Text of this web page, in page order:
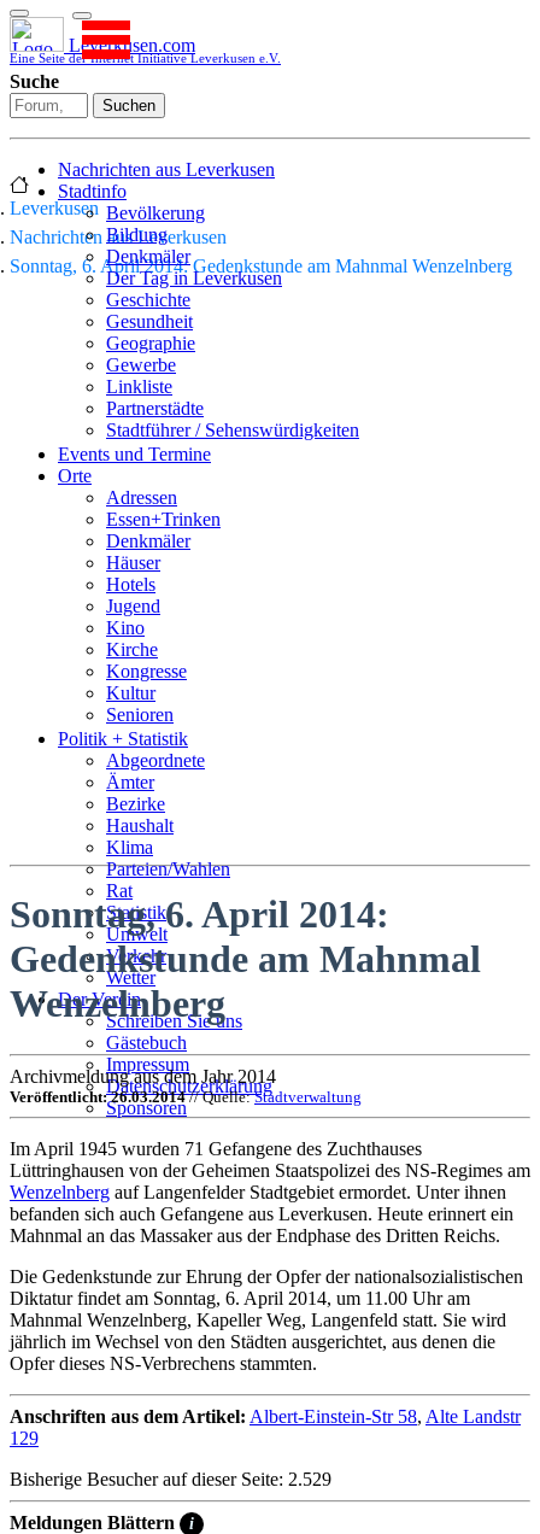
Leverkusen.com
Eine Seite der Internet Initiative Leverkusen e.V.
Suche
Suchen
Nachrichten aus Leverkusen
Stadtinfo
Bevölkerung
Bildung
Denkmäler
Der Tag in Leverkusen
Geschichte
Gesundheit
Geographie
Gewerbe
Linkliste
Partnerstädte
Stadtführer / Sehenswürdigkeiten
Stadtplan
Sport
Who is who
Wohnen
Events und Termine
Orte
Adressen
Essen+Trinken
Denkmäler
Häuser
Hotels
Jugend
Kino
Kirche
Kongresse
Kultur
Senioren
Stadtführer
Straßen
Politik + Statistik
Abgeordnete
Ämter
Bezirke
Haushalt
Klima
Parteien/Wahlen
Rat
Statistik
Umwelt
Verkehr
Wetter
Der Verein
Schreiben Sie uns
Gästebuch
Impressum
Datenschutzerklärung
Sponsoren
Leverkusen
Nachrichten aus Leverkusen
Sonntag, 6. April 2014: Gedenkstunde am Mahnmal Wenzelnberg
Sonntag, 6. April 2014:
Gedenkstunde am Mahnmal
Wenzelnberg
Archivmeldung aus dem Jahr 2014
Veröffentlicht: 26.03.2014// Quelle:Stadtverwaltung
Im April 1945 wurden 71 Gefangene des Zuchthauses
Lüttringhausen von der Geheimen Staatspolizei des NS-Regimes am
Wenzelnberg auf Langenfelder Stadtgebiet ermordet. Unter ihnen
befanden sich auch Gefangene aus Leverkusen. Heute erinnert ein
Mahnmal an das Massaker aus der Endphase des Dritten Reichs.
Die Gedenkstunde zur Ehrung der Opfer der nationalsozialistischen
Diktatur findet am Sonntag, 6. April 2014, um 11.00 Uhr am
Mahnmal Wenzelnberg, Kapeller Weg, Langenfeld statt. Sie wird
jährlich im Wechsel von den Städten ausgerichtet, aus denen die
Opfer dieses NS-Verbrechens stammten.
Anschriften aus dem Artikel: Albert-Einstein-Str 58, Alte Landstr
129
Bisherige Besucher auf dieser Seite: 2.529
Meldungen Blättern i